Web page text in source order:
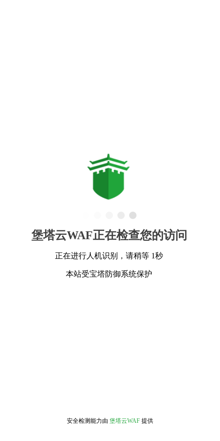
堡塔云WAF正在检查您的访问
正在进行人机识别，请稍等 1秒
本站受宝塔防御系统保护
安全检测能力由 堡塔云WAF 提供